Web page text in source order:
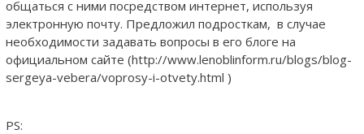
общаться с ними посредством интернет, используя
электронную почту. Предложил подросткам, в случае
необходимости задавать вопросы в его блоге на
официальном сайте (http://www.lenoblinform.ru/blogs/blog-
sergeya-vebera/voprosy-i-otvety.html )
PS: